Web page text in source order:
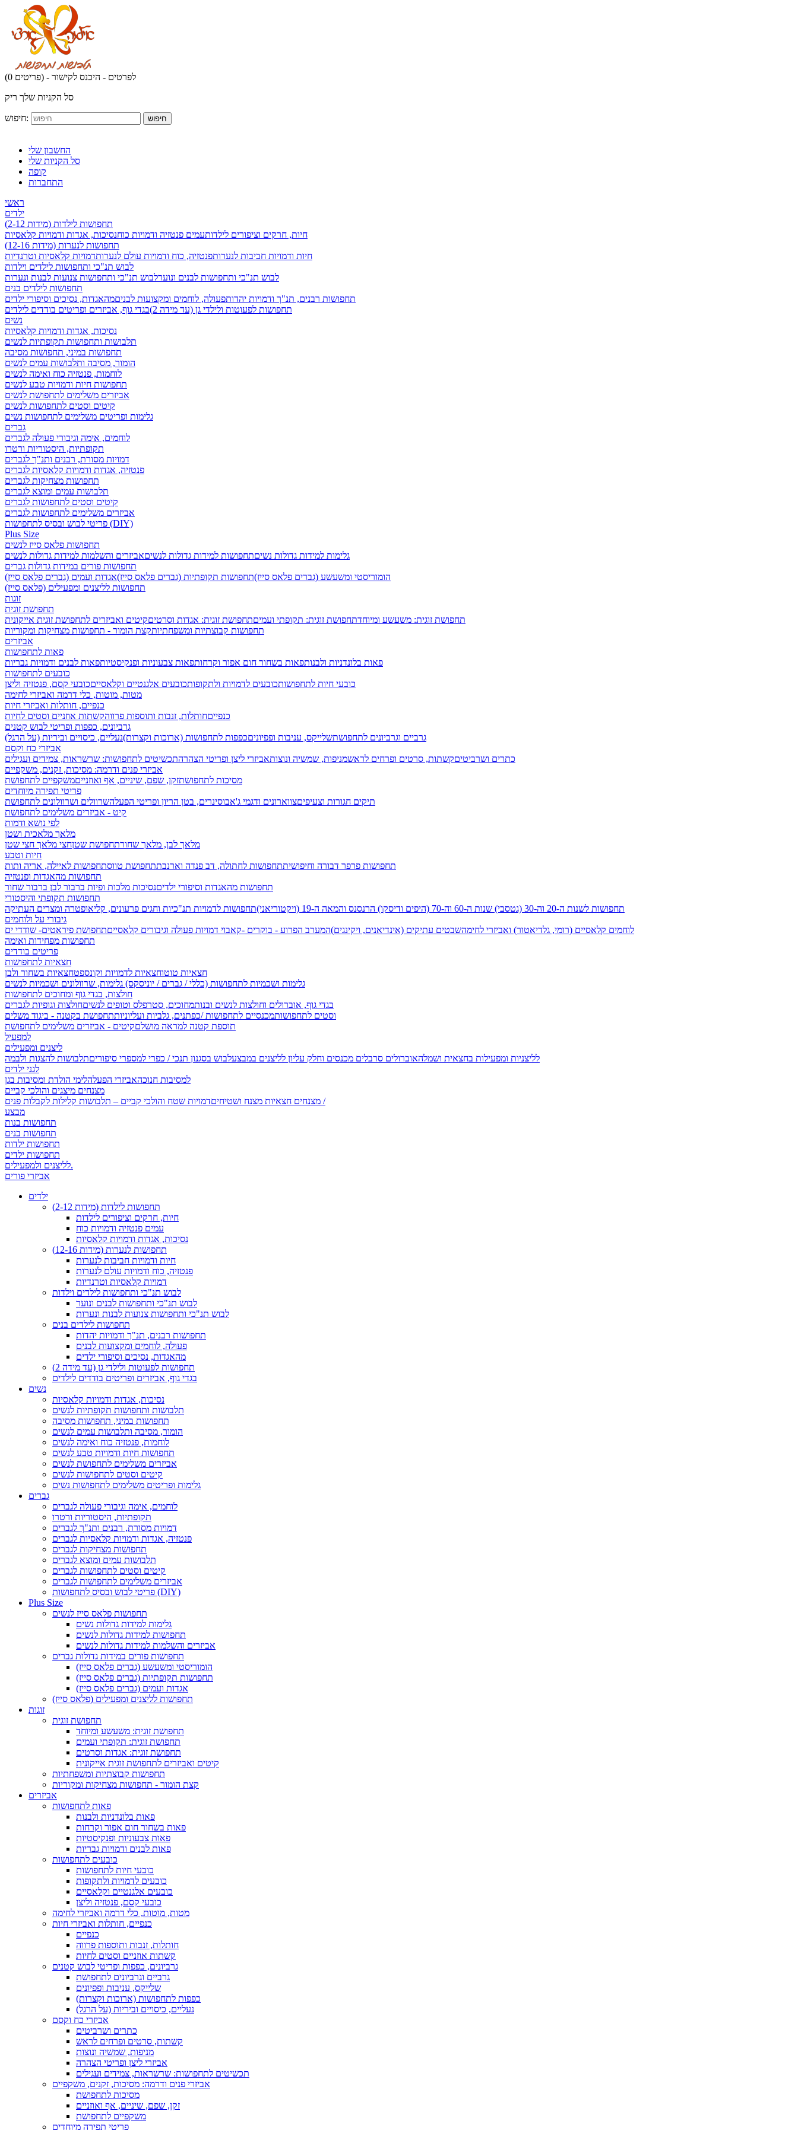
(0 פריטים) - לפרטים - היכנס לקישור
סל הקניות שלך ריק
חיפוש: חיפוש
החשבון שלי
סל הקניות שלי
קופה
התחברות
ראשי
ילדים
תחפושות לילדות (מידות 2-12)
חיות, חרקים וציפורים לילדותעמים פנטזיה ודמויות כוחנסיכות, אגדות ודמויות קלאסיות
תחפושות לנערות (מידות 12-16)
חיות ודמויות חביבות לנערותפנטזיה, כוח ודמויות עולם לנערותדמויות קלאסיות וטרנדיות
לבוש תנ"כי ותחפושות לילדים וילדות
לבוש תנ"כי ותחפושות לבנים ונוערלבוש תנ"כי ותחפושות צנועות לבנות ונערות
תחפושות לילדים בנים
תחפושות רבנים, תנ"ך ודמויות יהדותפעולה, לוחמים ומקצועות לבניםמהאגדות, נסיכים וסיפורי ילדים
תחפושות לפעוטות ולילדי גן (עד מידה 2)
בגדי גוף, אביזרים ופריטים בודדים לילדים
נשים
נסיכות, אגדות ודמויות קלאסיות
תלבושות ותחפושות תקופתיות לנשים
תחפושות במיני, תחפושות מסיבה
הומור, מסיבה ותלבושות עמים לנשים
לוחמות, פנטזיה כוח ואימה לנשים
תחפושות חיות ודמויות טבע לנשים
אביזרים משלימים לתחפושת לנשים
קיטים וסטים לתחפושות לנשים
גלימות ופריטים משלימים לתחפושות נשים
גברים
לוחמים, אימה וגיבורי פעולה לגברים
תקופתיות, היסטוריות ורטרו
דמויות מסורת, רבנים ותנ"ך לגברים
פנטזיה, אגדות ודמויות קלאסיות לגברים
תחפושות מצחיקות לגברים
תלבושות עמים ומוצא לגברים
קיטים וסטים לתחפושות לגברים
אביזרים משלימים לתחפושות לגברים
פריטי לבוש ובסיס לתחפושות (DIY)
Plus Size
תחפושות פלאס סייז לנשים
גלימות למידות גדולות נשיםתחפושות למידות גדולות לנשיםאביזרים והשלמות למידות גדולות לנשים
תחפושות פורים במידות גדולות גברים
הומוריסטי ומשעשע (גברים פלאס סייז)תחפושות תקופתיות (גברים פלאס סייז)אגדות ועמים (גברים פלאס סייז)
תחפושות לליצנים ומפעילים (פלאס סייז)
זוגות
תחפושת זוגית
תחפושת זוגית: משעשע ומיוחדתחפושת זוגית: תקופתי ועמיםתחפושת זוגית: אגדות וסרטיםקיטים ואביזרים לתחפושת זוגית אייקונית
תחפושות קבוצתיות ומשפחתיותקצת הומור - תחפושות מצחיקות ומקוריות
אביזרים
פאות לתחפושות
פאות בלונדניות ולבנותפאות בשחור חום אפור וקרחותפאות צבעוניות ופנקיסטיותפאות לבנים ודמויות גבריות
כובעים לתחפושות
כובעי חיות לתחפושותכובעים לדמויות ולתקופותכובעים אלגנטיים וקלאסייםכובעי קסם, פנטזיה וליצן
מטות, מוטות, כלי דרמה ואביזרי לחימה
כנפיים, חותלות ואביזרי חיות
כנפייםחותלות, זנבות ותוספות פרווהקשתות אוזניים וסטים לחיות
גרביונים, כפפות ופריטי לבוש קטנים
גרביים וגרביונים לתחפושתשלייקס, עניבות ופפיוניםכפפות לתחפושות (ארוכות וקצרות)נעליים, כיסויים וביריות (על הרגל)
אביזרי כח וקסם
כתרים ושרביטיםקשתות, סרטים ופרחים לראשמניפות, שמשיה ונוצותאביזרי ליצן ופריטי הצהרהתכשיטים לתחפושות: שרשראות, צמידים ועגילים
אביזרי פנים ודרמה: מסיכות, זקנים, משקפיים
מסיכות לתחפושתזקן, שפם, שיניים, אף ואוזנייםמשקפיים לתחפושת
פריטי תפירה מיוחדים
תיקים חגורות וצעיפיםצווארונים ודגמי ג'אבוסינרים, בטן הריון ופריטי הפעלהשרוולים ושרוולונים לתחפושת
קיט - אביזרים משלימים לתחפושת
לפי נושא ודמות
מלאך מלאכית ושטן
מלאך לבן, מלאך שחורתחפושת שטןחצי מלאך חצי שטן
חיות וטבע
תחפושות פרפר דבורה וחיפושיתתחפושות לחתולה, דב פנדה וארנבתתחפושת טווסתחפושות לאיילה, אריה ותות
תחפושות מהאגדות ופנטזיה
תחפושות מהאגדות וסיפורי ילדיםנסיכות מלכות ופיות ברבור לבן ברבור שחור
תחפושות תקופתי והיסטורי
תחפושות לשנות ה-20 וה-30 (גטסבי)
שנות ה-60 וה-70 (היפים ודיסקו) הרנסנס והמאה ה-19 (ויקטוריאני) תחפושות לדמויות תנ"כיות וחגים פרעונים, קליאופטרה ומצרים העתיקה
גיבורי על ולוחמים
לוחמים קלאסיים (רומי, גלדיאטור) ואביזרי לחימהשבטים עתיקים (אינדיאנים, ויקינגים)המערב הפרוע - בוקרים -קאבוי דמויות פעולה וגיבורים קלאסייםתחפושת פיראטים- שודדי ים
תחפושות מפחידות ואימה
פריטים בודדים
חצאיות לתחפושות
חצאיות טוטוחצאיות לדמויות וקונספטחצאיות בשחור ולבן
גלימות ושכמיות לתחפושות (כללי / גברים / יוניסקס) גלימות, שרוולונים ושכמיות לנשים
חולצות, בגדי גוף ומחוכים לתחפושות
בגדי גוף, אוברולים וחולצות לנשים ובנותמחוכים, סטרפלס וטופים לנשיםחולצות וגופיות לגברים
וסטים לתחפושותמכנסיים לתחפושות /כפתנים, גלביות ועליוניותתחפושת בקטנה - ביגוד משלים
תוספת קטנה למראה מושלםקיטים - אביזרים משלימים לתחפושת
למפעיל
ליצנים ומפעילים
לליצניות ומפעילות בחצאית ושמלהאוברולים סרבלים מכנסים וחלק עליון לליצנים במבצעלבוש בסגנון תנכי / כפרי למספרי סיפוריםתלבושות להצגות ולבמה
לגני ילדים
למסיבות חנוכהאביזרי הפעלהלימי הולדת ומסיבות בגן
מצנחים מיצגים והולכי קביים
מצנחים חצאיות מצנח ושטיחים דמויות שטח והולכי קביים – תלבושות קלילות לקבלות פנים /
מבצע
תחפושות בנות
תחפושות בנים
תחפושות ילדות
תחפושות ילדים
לליצנים ולמפעילים.
אביזרי פורים
ילדים
תחפושות לילדות (מידות 2-12)
חיות, חרקים וציפורים לילדות
עמים פנטזיה ודמויות כוח
נסיכות, אגדות ודמויות קלאסיות
תחפושות לנערות (מידות 12-16)
חיות ודמויות חביבות לנערות
פנטזיה, כוח ודמויות עולם לנערות
דמויות קלאסיות וטרנדיות
לבוש תנ"כי ותחפושות לילדים וילדות
לבוש תנ"כי ותחפושות לבנים ונוער
לבוש תנ"כי ותחפושות צנועות לבנות ונערות
תחפושות לילדים בנים
תחפושות רבנים, תנ"ך ודמויות יהדות
פעולה, לוחמים ומקצועות לבנים
מהאגדות, נסיכים וסיפורי ילדים
תחפושות לפעוטות ולילדי גן (עד מידה 2)
בגדי גוף, אביזרים ופריטים בודדים לילדים
נשים
נסיכות, אגדות ודמויות קלאסיות
תלבושות ותחפושות תקופתיות לנשים
תחפושות במיני, תחפושות מסיבה
הומור, מסיבה ותלבושות עמים לנשים
לוחמות, פנטזיה כוח ואימה לנשים
תחפושות חיות ודמויות טבע לנשים
אביזרים משלימים לתחפושת לנשים
קיטים וסטים לתחפושות לנשים
גלימות ופריטים משלימים לתחפושות נשים
גברים
לוחמים, אימה וגיבורי פעולה לגברים
תקופתיות, היסטוריות ורטרו
דמויות מסורת, רבנים ותנ"ך לגברים
פנטזיה, אגדות ודמויות קלאסיות לגברים
תחפושות מצחיקות לגברים
תלבושות עמים ומוצא לגברים
קיטים וסטים לתחפושות לגברים
אביזרים משלימים לתחפושות לגברים
פריטי לבוש ובסיס לתחפושות (DIY)
Plus Size
תחפושות פלאס סייז לנשים
גלימות למידות גדולות נשים
תחפושות למידות גדולות לנשים
אביזרים והשלמות למידות גדולות לנשים
תחפושות פורים במידות גדולות גברים
הומוריסטי ומשעשע (גברים פלאס סייז)
תחפושות תקופתיות (גברים פלאס סייז)
אגדות ועמים (גברים פלאס סייז)
תחפושות לליצנים ומפעילים (פלאס סייז)
זוגות
תחפושת זוגית
תחפושת זוגית: משעשע ומיוחד
תחפושת זוגית: תקופתי ועמים
תחפושת זוגית: אגדות וסרטים
קיטים ואביזרים לתחפושת זוגית אייקונית
תחפושות קבוצתיות ומשפחתיות
קצת הומור - תחפושות מצחיקות ומקוריות
אביזרים
פאות לתחפושות
פאות בלונדניות ולבנות
פאות בשחור חום אפור וקרחות
פאות צבעוניות ופנקיסטיות
פאות לבנים ודמויות גבריות
כובעים לתחפושות
כובעי חיות לתחפושות
כובעים לדמויות ולתקופות
כובעים אלגנטיים וקלאסיים
כובעי קסם, פנטזיה וליצן
מטות, מוטות, כלי דרמה ואביזרי לחימה
כנפיים, חותלות ואביזרי חיות
כנפיים
חותלות, זנבות ותוספות פרווה
קשתות אוזניים וסטים לחיות
גרביונים, כפפות ופריטי לבוש קטנים
גרביים וגרביונים לתחפושת
שלייקס, עניבות ופפיונים
כפפות לתחפושות (ארוכות וקצרות)
נעליים, כיסויים וביריות (על הרגל)
אביזרי כח וקסם
כתרים ושרביטים
קשתות, סרטים ופרחים לראש
מניפות, שמשיה ונוצות
אביזרי ליצן ופריטי הצהרה
תכשיטים לתחפושות: שרשראות, צמידים ועגילים
אביזרי פנים ודרמה: מסיכות, זקנים, משקפיים
מסיכות לתחפושת
זקן, שפם, שיניים, אף ואוזניים
משקפיים לתחפושת
פריטי תפירה מיוחדים